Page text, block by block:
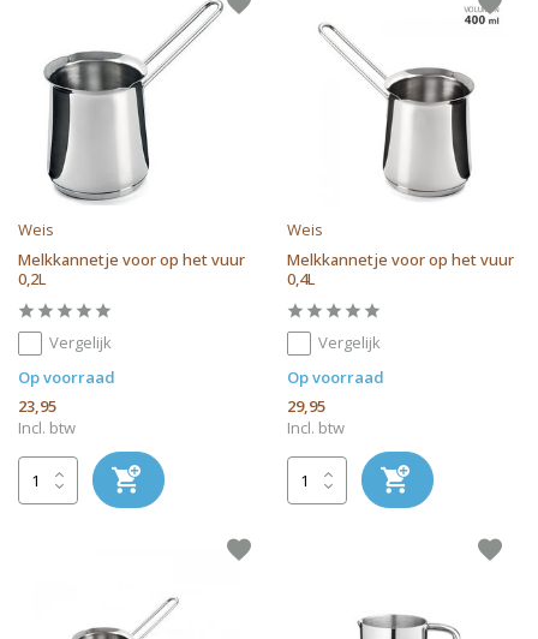
Weis
Melkkannetje voor op het vuur
0,2L
Vergelijk
Op voorraad
23,95
Incl. btw
Weis
Melkkannetje voor op het vuur
0,4L
Vergelijk
Op voorraad
29,95
Incl. btw